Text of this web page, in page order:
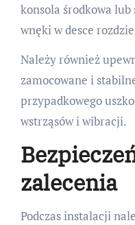
konsola środkowa
wnęki w desce
Należy również
zamocowane i
przypadkowego
wstrząsów i wibracji.
zalecenia
Podczas instalacji